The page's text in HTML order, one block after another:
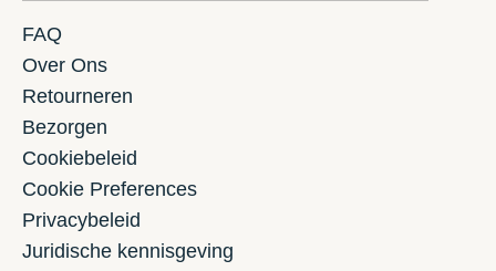
FAQ
Over Ons
Retourneren
Bezorgen
Cookiebeleid
Cookie Preferences
Privacybeleid
Juridische kennisgeving